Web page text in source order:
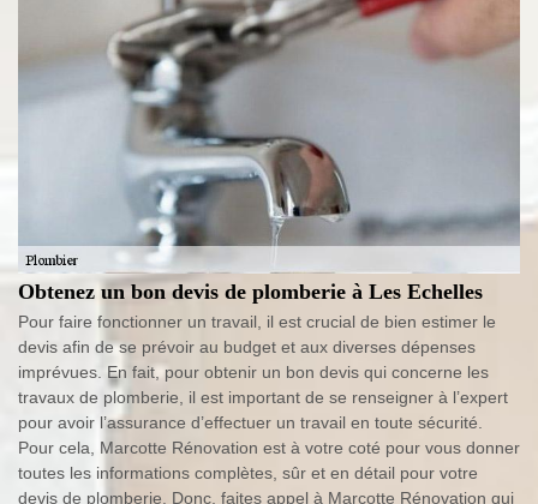
Obtenez un bon devis de plomberie à Les Echelles
Pour faire fonctionner un travail, il est crucial de bien estimer le
devis afin de se prévoir au budget et aux diverses dépenses
imprévues. En fait, pour obtenir un bon devis qui concerne les
travaux de plomberie, il est important de se renseigner à l’expert
pour avoir l’assurance d’effectuer un travail en toute sécurité.
Pour cela, Marcotte Rénovation est à votre coté pour vous donner
toutes les informations complètes, sûr et en détail pour votre
devis de plomberie. Donc, faites appel à Marcotte Rénovation qui